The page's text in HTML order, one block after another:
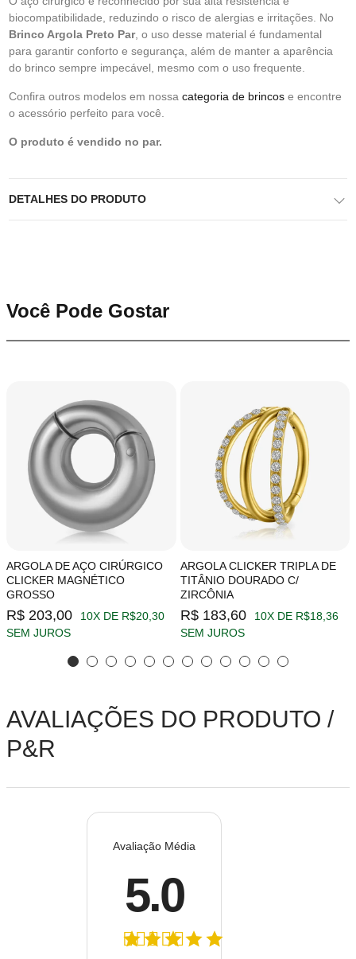
biocompatibilidade, reduzindo o risco de alergias e irritações. No
Brinco Argola Preto Par, o uso desse material é fundamental
para garantir conforto e segurança, além de manter a aparência
do brinco sempre impecável, mesmo com o uso frequente.
Confira outros modelos em nossa categoria de brincos e encontre
o acessório perfeito para você.
O produto é vendido no par.
DETALHES DO PRODUTO
Você Pode Gostar
ARGOLA DE AÇO CIRÚRGICO
CLICKER MAGNÉTICO
GROSSO
R$ 203,00
10X DE R$20,30
SEM JUROS
ARGOLA CLICKER TRIPLA DE
TITÂNIO DOURADO C/
ZIRCÔNIA
R$ 183,60
10X DE R$18,36
SEM JUROS
AVALIAÇÕES DO PRODUTO /
P&R
Avaliação Média
5.0